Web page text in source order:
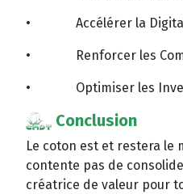
• Accélérer la
• Renforcer les
• Optimiser les
Conclusion
Le coton est et restera le
contente pas de
créatrice de valeur pour